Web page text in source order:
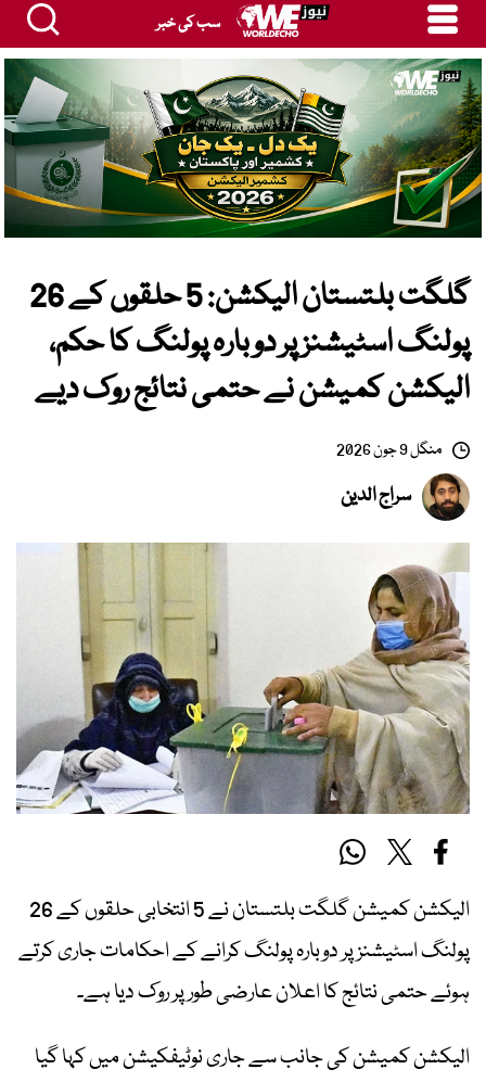
سب کی خبر
گلگت بلتستان الیکشن: 5 حلقوں کے 26
پولنگ اسٹیشنز پر دوبارہ پولنگ کا حکم،
الیکشن کمیشن نے حتمی نتائج روک دیے
منگل 9 جون 2026
سراج الدین
الیکشن کمیشن گلگت بلتستان نے 5 انتخابی حلقوں کے 26
پولنگ اسٹیشنز پر دوبارہ پولنگ کرانے کے احکامات جاری کرتے
ہوئے حتمی نتائج کا اعلان عارضی طور پر روک دیا ہے۔
الیکشن کمیشن کی جانب سے جاری نوٹیفکیشن میں کہا گیا